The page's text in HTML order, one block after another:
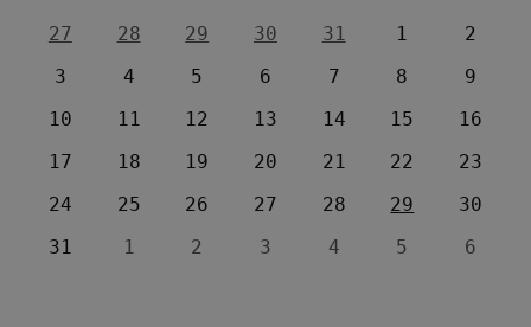
27
28 29 30 31 1
2
3
4 5 6 7 8
9
10
11 12 13 14 15
16
17
18 19 20 21 22
23
24
25 26 27 28 29
30
31
1 2 3 4 5 6